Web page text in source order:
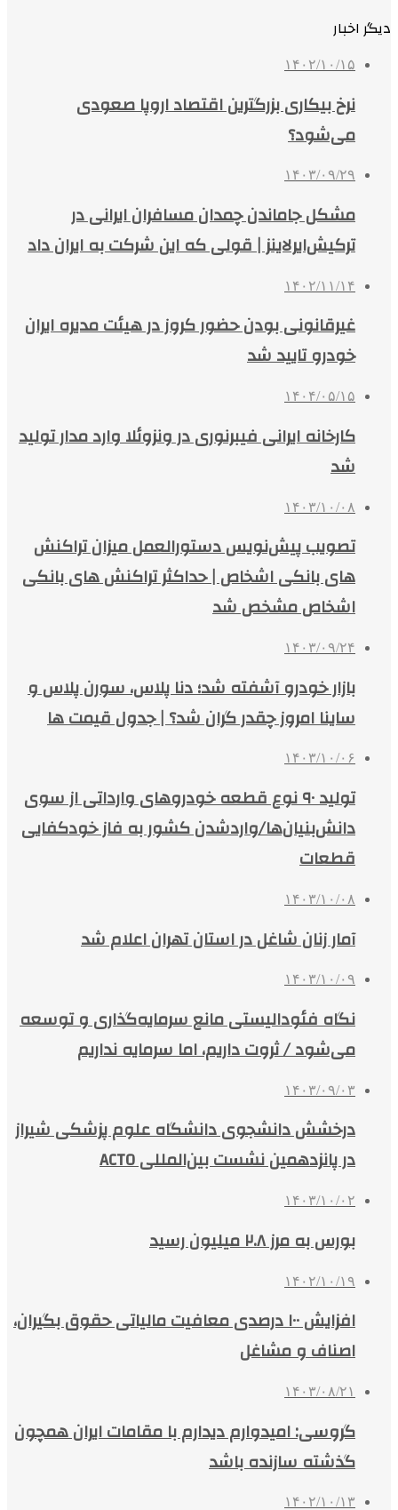
دیگر اخبار
۱۴۰۲/۱۰/۱۵
نرخ بیکاری بزرگترین اقتصاد اروپا صعودی
می‌شود؟
۱۴۰۳/۰۹/۲۹
مشکل جاماندن چمدان مسافران ایرانی در
ترکیش‌ایرلاینز | قولی که این شرکت به ایران داد
۱۴۰۲/۱۱/۱۴
غیرقانونی بودن حضور کروز در هیئت مدیره ایران‌
خودرو تایید شد
۱۴۰۴/۰۵/۱۵
کارخانه ایرانی فیبرنوری در ونزوئلا وارد مدار تولید
شد
۱۴۰۳/۱۰/۰۸
تصویب پیش‌نویس دستورالعمل میزان تراکنش
های بانکی اشخاص | حداکثر تراکنش های بانکی
اشخاص مشخص شد
۱۴۰۳/۰۹/۲۴
بازار خودرو آشفته شد؛ دنا پلاس، سورن پلاس و
ساینا امروز چقدر گران شد؟ | جدول قیمت ها
۱۴۰۳/۱۰/۰۶
تولید ۹۰ نوع قطعه خودروهای وارداتی از سوی
دانش‌بنیان‌ها/واردشدن کشور به فاز خودکفایی
قطعات
۱۴۰۳/۱۰/۰۸
آمار زنان شاغل در استان تهران اعلام شد
۱۴۰۳/۱۰/۰۹
نگاه فئودالیستی مانع سرمایه‌گذاری و توسعه
می‌شود / ثروت داریم، اما سرمایه نداریم
۱۴۰۳/۰۹/۰۳
درخشش دانشجوی دانشگاه علوم پزشکی شیراز
در پانزدهمین نشست بین‌المللی ACTO
۱۴۰۳/۱۰/۰۲
بورس به مرز ۲.۸ میلیون رسید
۱۴۰۲/۱۰/۱۹
افزایش ۱۰۰ درصدی معافیت مالیاتی حقوق بگیران،
اصناف و مشاغل
۱۴۰۳/۰۸/۲۱
گروسی: امیدوارم دیدارم با مقامات ایران همچون
گذشته سازنده باشد
۱۴۰۲/۱۰/۱۳